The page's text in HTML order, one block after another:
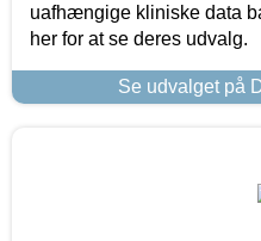
uafhængige kliniske data
her for at se deres udvalg.
Se udvalget på